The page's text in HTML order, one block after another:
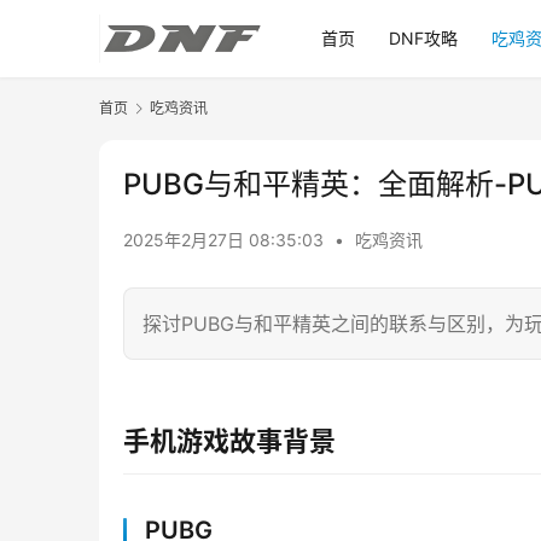
首页 DNF攻略 吃鸡
首页 吃鸡资讯
PUBG与和平精英：全面解析-
2025年2月27日 08:35:03 • 吃鸡资讯
探讨PUBG与和平精英之间的联系与区别，为
手机游戏故事背景
PUBG